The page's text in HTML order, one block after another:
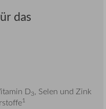
das
D3, Selen und Zink
1